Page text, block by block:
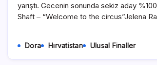
yarıştı. Gecenin sonunda sekiz aday
Shaft – “Welcome to the circus”Jelena
Dora Hırvatistan Ulusal Finaller